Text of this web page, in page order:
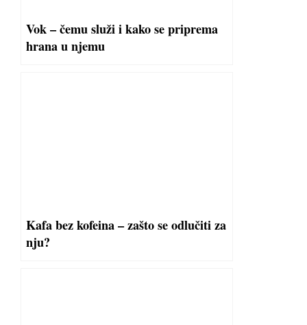
Vok – čemu služi i kako se priprema
hrana u njemu
Kafa bez kofeina – zašto se odlučiti za
nju?